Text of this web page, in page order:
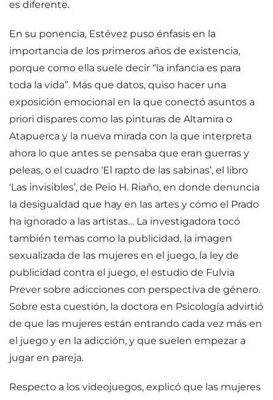
es diferente.
En su ponencia, Estévez puso énfasis en la
importancia de los primeros años de existencia,
porque como ella suele decir “la infancia es para
toda la vida”. Más que datos, quiso hacer una
exposición emocional en la que conectó asuntos a
priori dispares como las pinturas de Altamira o
Atapuerca y la nueva mirada con la que interpreta
ahora lo que antes se pensaba que eran guerras y
peleas, o el cuadro ‘El rapto de las sabinas’, el libro
‘Las invisibles’, de Peio H. Riaño, en donde denuncia
la desigualdad que hay en las artes y cómo el Prado
ha ignorado a las artistas… La investigadora tocó
también temas como la publicidad, la imagen
sexualizada de las mujeres en el juego, la ley de
publicidad contra el juego, el estudio de Fulvia
Prever sobre adicciones con perspectiva de género.
Sobre esta cuestión, la doctora en Psicología advirtió
de que las mujeres están entrando cada vez más en
el juego y en la adicción, y que suelen empezar a
jugar en pareja.
Respecto a los videojuegos, explicó que las mujeres